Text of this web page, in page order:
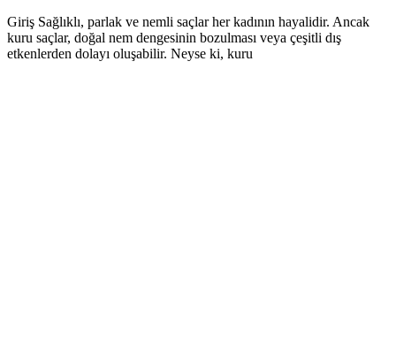
Giriş Sağlıklı, parlak ve nemli saçlar her kadının hayalidir. Ancak
kuru saçlar, doğal nem dengesinin bozulması veya çeşitli dış
etkenlerden dolayı oluşabilir. Neyse ki, kuru